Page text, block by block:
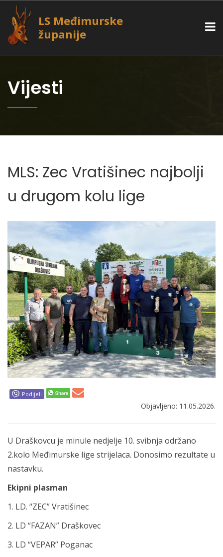
LS Međimurske
županije
Vijesti
MLS: Zec Vratišinec najbolji
u drugom kolu lige
Podijeli
Objavljeno: 11.05.2026.
U Draškovcu je minule nedjelje 10. svibnja održano
2.kolo Međimurske lige strijelaca. Donosimo rezultate u
nastavku.
Ekipni plasman
1. LD. “ZEC” Vratišinec
2. LD “FAZAN” Draškovec
3. LD “VEPAR” Poganac